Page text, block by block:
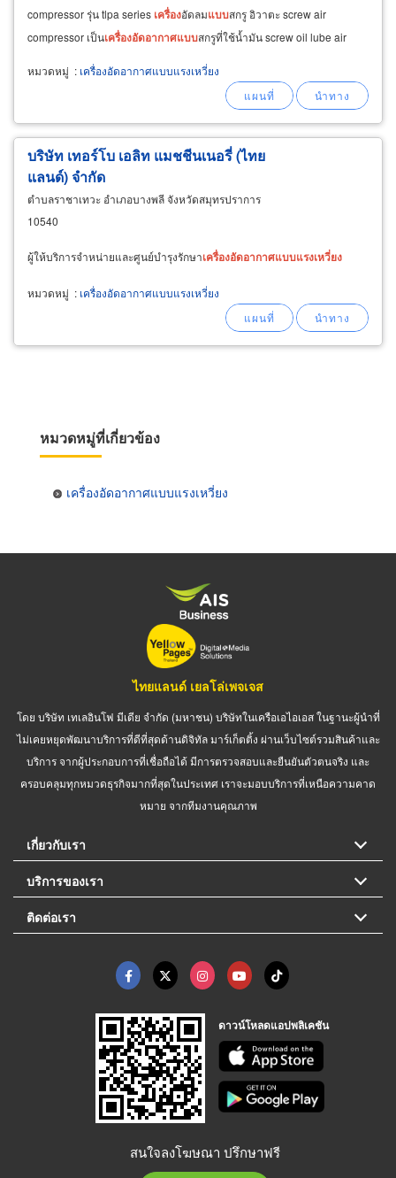
compressor รุ่น tlpa series เครื่องอัดลมแบบสกรู อิวาตะ screw air
compressor เป็นเครื่องอัดอากาศแบบสกรูที่ใช้น้ำมัน screw oil lube air
หมวดหมู่ : เครื่องอัดอากาศแบบแรงเหวี่ยง
บริษัท เทอร์โบ เอลิท แมชชีนเนอรี่ (ไทย
แลนด์) จำกัด
ตำบลราชาเทวะ อำเภอบางพลี จังหวัดสมุทรปราการ
10540
ผู้ให้บริการจำหน่ายและศูนย์บำรุงรักษาเครื่องอัดอากาศแบบแรงเหวี่ยง
หมวดหมู่ : เครื่องอัดอากาศแบบแรงเหวี่ยง
หมวดหมู่ที่เกี่ยวข้อง
เครื่องอัดอากาศแบบแรงเหวี่ยง
ไทยแลนด์ เยลโล่เพจเจส
โดย บริษัท เทเลอินโฟ มีเดีย จำกัด (มหาชน) บริษัทในเครือเอไอเอส ในฐานะผู้นำที่
ไม่เคยหยุดพัฒนาบริการที่ดีที่สุดด้านดิจิทัล มาร์เก็ตติ้ง ผ่านเว็บไซต์รวมสินค้าและ
บริการ จากผู้ประกอบการที่เชื่อถือได้ มีการตรวจสอบและยืนยันตัวตนจริง และ
ครอบคลุมทุกหมวดธุรกิจมากที่สุดในประเทศ เราจะมอบบริการที่เหนือความคาด
หมาย จากทีมงานคุณภาพ
เกี่ยวกับเรา
บริการของเรา
ติดต่อเรา
ดาวน์โหลดแอปพลิเคชัน
สนใจลงโฆษณา ปรึกษาฟรี